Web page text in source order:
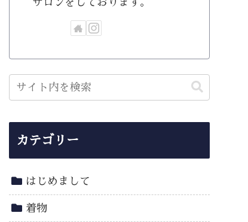
サロンをしております。
カテゴリー
はじめまして
着物